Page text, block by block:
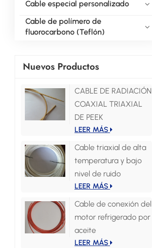
Cable especial personalizado
Cable de polímero de
fluorocarbono (Teflón)
Nuevos Productos
CABLE DE RADIACIÓN
COAXIAL TRIAXIAL
DE PEEK
LEER MÁS
Cable triaxial de alta
temperatura y bajo
nivel de ruido
LEER MÁS
Cable de conexión del
motor refrigerado por
aceite
LEER MÁS